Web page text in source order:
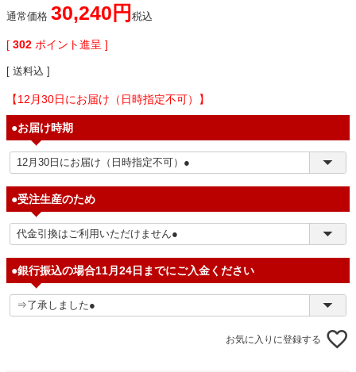
通常価格 30,240 税込
[ 302 ポイント進呈 ]
送料込
【12月30日にお届け（日時指定不可）】
●お届け時期
●受注生産のため
●銀行振込の場合11月24日までにご入金ください
お気に入りに登録する